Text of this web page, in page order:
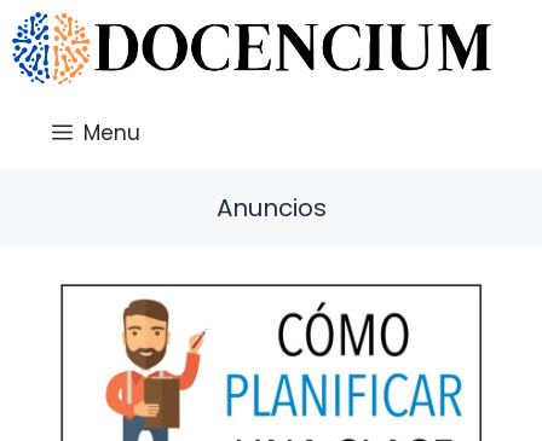
Saltar
al
contenido
Menu
Anuncios